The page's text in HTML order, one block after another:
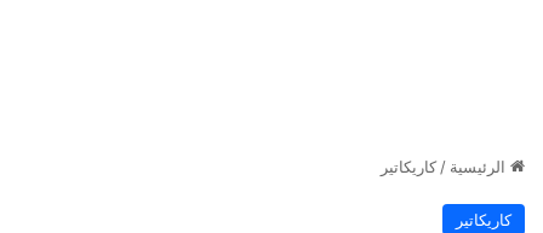
الرئيسية / كاريكاتير
كاريكاتير